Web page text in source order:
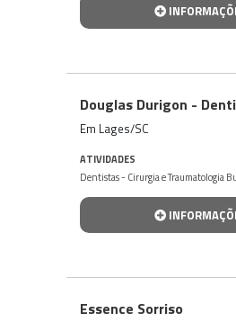
Douglas Durigon -
Em Lages/SC
ATIVIDADES
Dentistas - Cirurgia e Traumatologia
Essence Sorriso